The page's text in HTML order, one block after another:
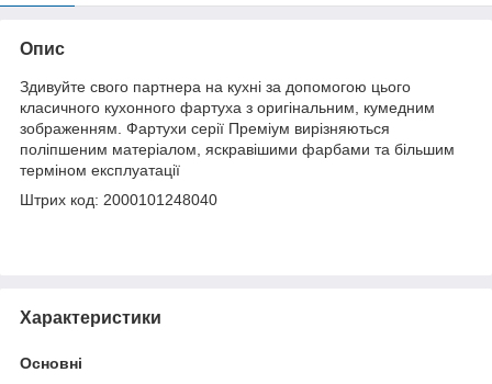
Опис
Здивуйте свого партнера на кухні за допомогою цього
класичного кухонного фартуха з оригінальним, кумедним
зображенням. Фартухи серії Преміум вирізняються
поліпшеним матеріалом, яскравішими фарбами та більшим
терміном експлуатації
Штрих код: 2000101248040
Характеристики
Основні